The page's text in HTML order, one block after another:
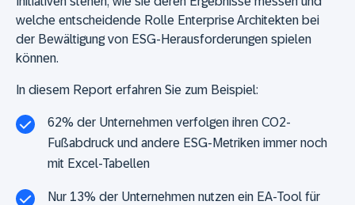
welche entscheidende Rolle Enterprise Architekten bei
der Bewältigung von ESG-Herausforderungen spielen
können.
In diesem Report erfahren Sie zum Beispiel:
62% der Unternehmen verfolgen ihren CO2-
Fußabdruck und andere ESG-Metriken immer noch
mit Excel-Tabellen
Nur 13% der Unternehmen nutzen ein EA-Tool für